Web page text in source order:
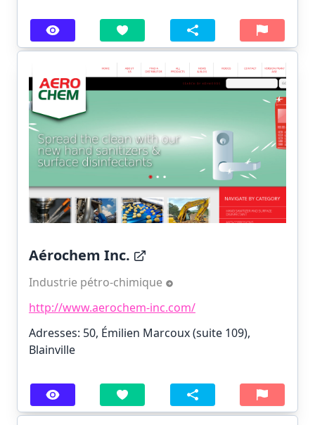
Aérochem Inc.
Industrie pétro-chimique
http://www.aerochem-inc.com/
Adresses: 50, Émilien Marcoux (suite 109),
Blainville